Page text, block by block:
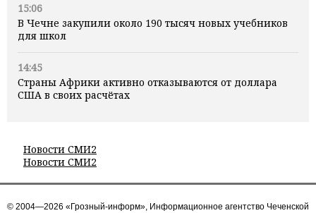
15:06
В Чечне закупили около 190 тысяч новых учебников
для школ
14:45
Страны Африки активно отказываются от доллара
США в своих расчётах
Новости СМИ2
Новости СМИ2
© 2004—2026 «Грозный-информ», Информационное агентство Чеченской